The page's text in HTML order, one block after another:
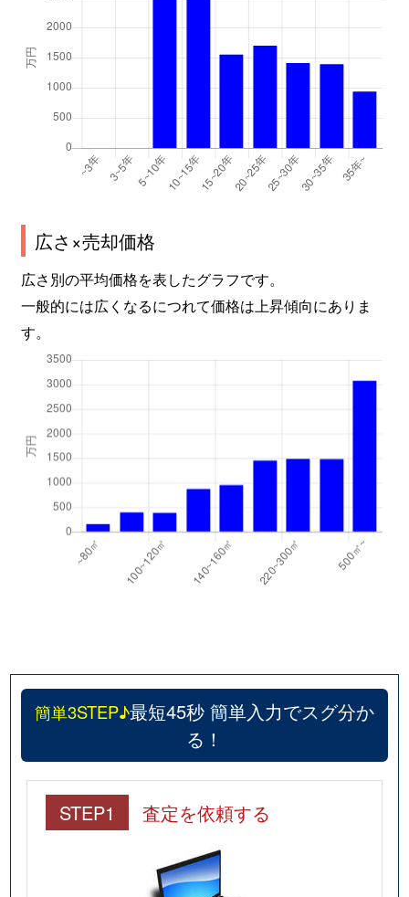
広さ×売却価格
広さ別の平均価格を表したグラフです。
一般的には広くなるにつれて価格は上昇傾向にありま
す。
簡単3STEP♪最短45秒 簡単入力でスグ分か
る！
STEP1 査定を依頼する